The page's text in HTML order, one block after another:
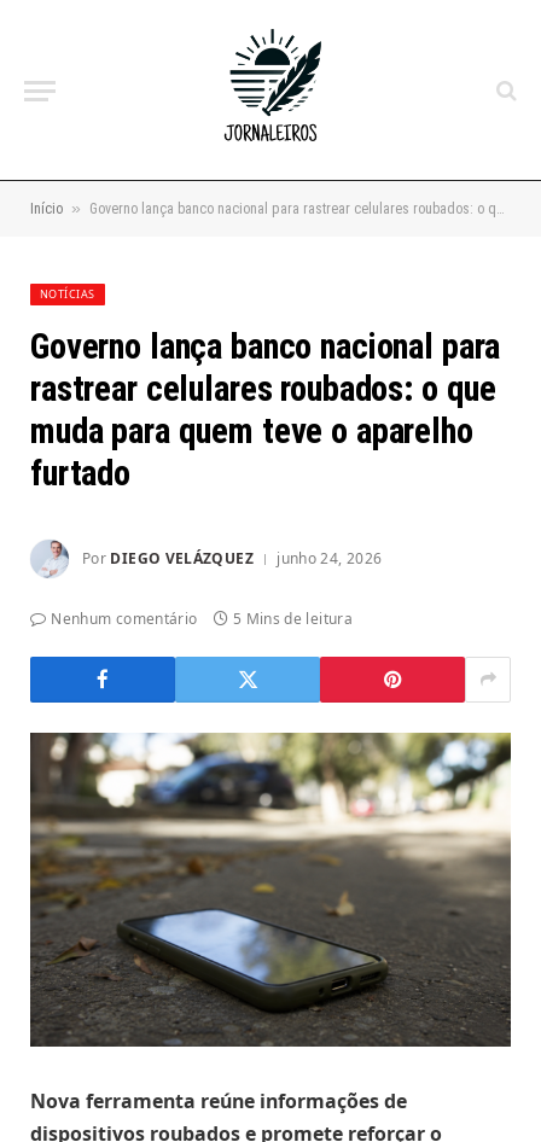
Início » Governo lança banco nacional para rastrear celulares roubados: o que muda para quem teve o aparelho furtado
NOTÍCIAS
Governo lança banco nacional para
rastrear celulares roubados: o que
muda para quem teve o aparelho
furtado
Por DIEGO VELÁZQUEZ junho 24, 2026
Nenhum comentário 5 Mins de leitura
Nova ferramenta reúne informações de
dispositivos roubados e promete reforçar o